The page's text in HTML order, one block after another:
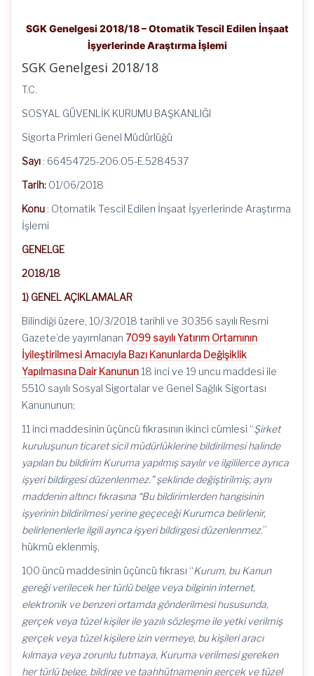
SGK Genelgesi 2018/18 – Otomatik Tescil Edilen İnşaat
İşyerlerinde Araştırma İşlemi
SGK Genelgesi 2018/18
T.C.
SOSYAL GÜVENLİK KURUMU BAŞKANLIĞI
Sigorta Primleri Genel Müdürlüğü
Sayı : 66454725-206.05-E.5284537
Tarih: 01/06/2018
Konu : Otomatik Tescil Edilen İnşaat İşyerlerinde Araştırma
İşlemi
GENELGE
2018/18
1) GENEL AÇIKLAMALAR
Bilindiği üzere, 10/3/2018 tarihli ve 30356 sayılı Resmi
Gazete’de yayımlanan 7099 sayılı Yatırım Ortamının
İyileştirilmesi Amacıyla Bazı Kanunlarda Değişiklik
Yapılmasına Dair Kanunun 18 inci ve 19 uncu maddesi ile
5510 sayılı Sosyal Sigortalar ve Genel Sağlık Sigortası
Kanununun;
11 inci maddesinin üçüncü fıkrasının ikinci cümlesi “Şirket
kuruluşunun ticaret sicil müdürlüklerine bildirilmesi halinde
yapılan bu bildirim Kuruma yapılmış sayılır ve ilgililerce ayrıca
işyeri bildirgesi düzenlenmez.” şeklinde değiştirilmiş; aynı
maddenin altıncı fıkrasına “Bu bildirimlerden hangisinin
işyerinin bildirilmesi yerine geçeceği Kurumca belirlenir,
belirlenenlerle ilgili aynca işyeri bildirgesi düzenlenmez.”
hükmü eklenmiş,
100 üncü maddesinin üçüncü fıkrası “Kurum, bu Kanun
gereği verilecek her türlü belge veya bilginin internet,
elektronik ve benzeri ortamda gönderilmesi hususunda,
gerçek veya tüzel kişiler ile yazılı sözleşme ile yetki verilmiş
gerçek veya tüzel kişilere izin vermeye, bu kişileri aracı
kılmaya veya zorunlu tutmaya, Kuruma verilmesi gereken
her türlü belge, bildirge ve taahhütnamenin gerçek ve tüzel